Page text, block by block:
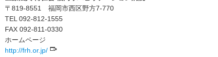
〒819-8551 福岡市西区野方7-770
TEL 092-812-1555
FAX 092-811-0330
ホームページ
http://frh.or.jp/